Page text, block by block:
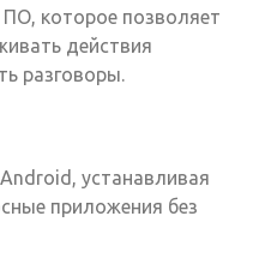
которое позволяет
действия
разговоры.
устанавливая
приложения без